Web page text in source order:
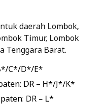
daerah Lombok,
Timur, Lombok
Tenggara Barat.
C*/D*/E*
DR – H*/J*/K*
DR – L*